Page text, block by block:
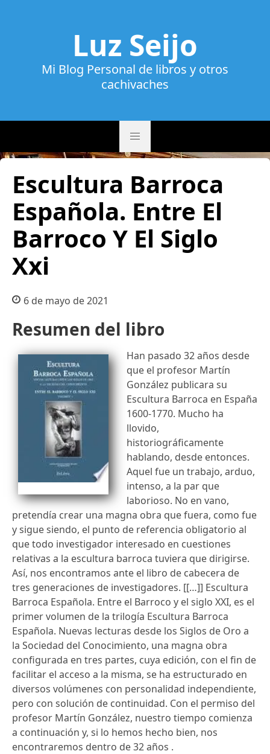
Luz Seijo
Mi Blog Personal de libros y otros
cachivaches
Escultura Barroca
Española. Entre El
Barroco Y El Siglo
Xxi
6 de mayo de 2021
Resumen del libro
Han pasado 32 años desde
que el profesor Martín
González publicara su
Escultura Barroca en España
1600-1770. Mucho ha
llovido,
historiográficamente
hablando, desde entonces.
Aquel fue un trabajo, arduo,
intenso, a la par que
laborioso. No en vano,
pretendía crear una magna obra que fuera, como fue
y sigue siendo, el punto de referencia obligatorio al
que todo investigador interesado en cuestiones
relativas a la escultura barroca tuviera que dirigirse.
Así, nos encontramos ante el libro de cabecera de
tres generaciones de investigadores. [[…]] Escultura
Barroca Española. Entre el Barroco y el siglo XXI, es el
primer volumen de la trilogía Escultura Barroca
Española. Nuevas lecturas desde los Siglos de Oro a
la Sociedad del Conocimiento, una magna obra
configurada en tres partes, cuya edición, con el fin de
facilitar el acceso a la misma, se ha estructurado en
diversos volúmenes con personalidad independiente,
pero con solución de continuidad. Con el permiso del
profesor Martín González, nuestro tiempo comienza
a continuación y, si lo hemos hecho bien, nos
encontraremos dentro de 32 años .